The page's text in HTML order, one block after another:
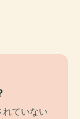
ていない